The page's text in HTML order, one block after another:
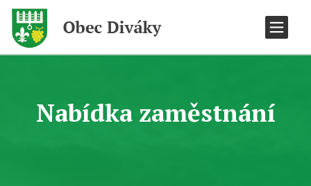
Nabídka zaměstnání